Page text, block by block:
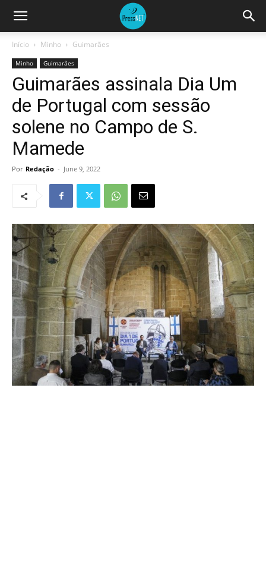
Início Minho Guimarães
Minho Guimarães
Guimarães assinala Dia Um
de Portugal com sessão
solene no Campo de S.
Mamede
Por Redação - June 9, 2022